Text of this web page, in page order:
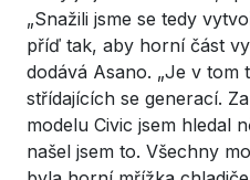
„Snažili jsme se tedy
příď tak, aby horní část
dodává Asano. „Je v tom
střídajících se generací.
modelu Civic jsem hledal
našel jsem to. Všechny